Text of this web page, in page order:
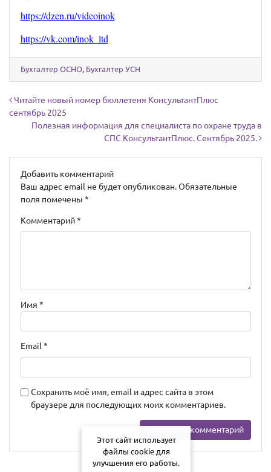
https://dzen.ru/videoinok
https://vk.com/inok_ltd
Бухгалтер ОСНО, Бухгалтер УСН
Навигация по записям
Читайте новый номер бюллетеня КонсультантПлюс
сентябрь 2025
Полезная информация для специалиста по охране труда в
СПС КонсультантПлюс. Сентябрь 2025.
Добавить комментарий
Ваш адрес email не будет опубликован. Обязательные
поля помечены *
Комментарий*
Имя *
Email*
Сохранить моё имя, email и адрес сайта в этом
браузере для последующих моих комментариев.
Этот сайт использует
файлы cookie для
улучшения его работы.